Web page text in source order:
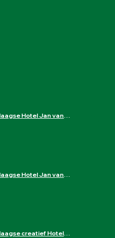
3-daagse Hotel Jan van Scorel in Schoorl
3-daagse Hotel Jan van Scorel in Schoorl
3-daagse creatief Hotel de Wereld in Wageningen